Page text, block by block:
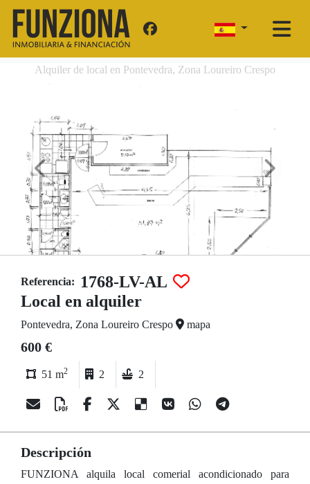
Alquiler de local en Pontevedra, Zona Loureiro Crespo
Referencia:
1768-LV-AL
Local en alquiler
Pontevedra, Zona Loureiro Crespo mapa
600 €
51 m2 2 2
Descripción
FUNZIONA alquila local comerial acondicionado para